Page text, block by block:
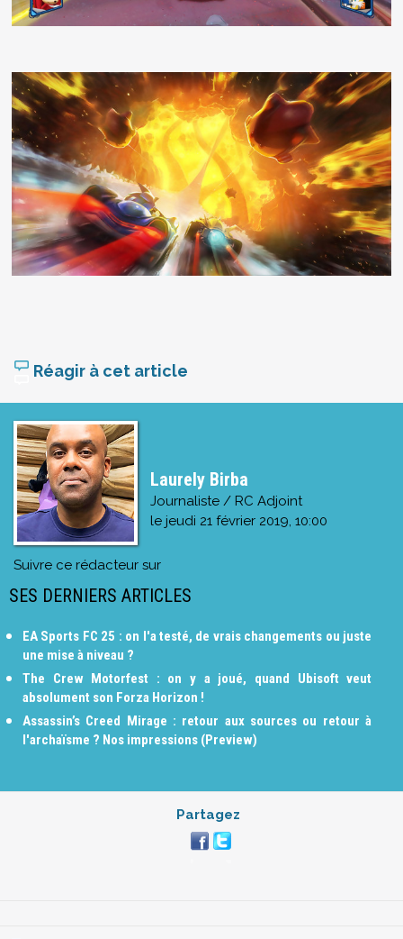
Réagir à cet article
Laurely Birba
Journaliste / RC Adjoint
le jeudi 21 février 2019, 10:00
Suivre ce rédacteur sur
SES DERNIERS ARTICLES
EA Sports FC 25 : on l'a testé, de vrais changements ou juste
une mise à niveau ?
The Crew Motorfest : on y a joué, quand Ubisoft veut
absolument son Forza Horizon !
Assassin’s Creed Mirage : retour aux sources ou retour à
l'archaïsme ? Nos impressions (Preview)
Partagez